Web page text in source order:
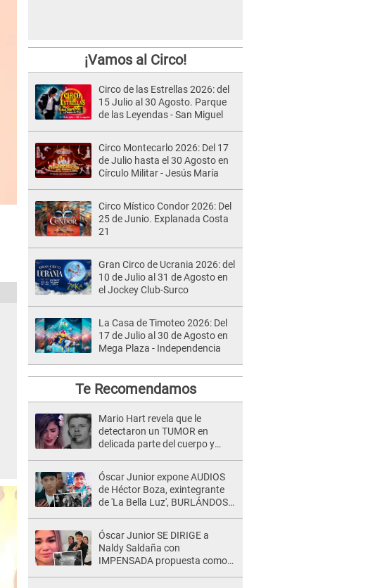
¡Vamos al Circo!
Circo de las Estrellas 2026: del
15 Julio al 30 Agosto. Parque
de las Leyendas - San Miguel
Circo Montecarlo 2026: Del 17
de Julio hasta el 30 Agosto en
Círculo Militar - Jesús María
Circo Místico Condor 2026: Del
25 de Junio. Explanada Costa
21
Gran Circo de Ucrania 2026: del
10 de Julio al 31 de Agosto en
el Jockey Club-Surco
La Casa de Timoteo 2026: Del
17 de Julio al 30 de Agosto en
Mega Plaza - Independencia
Te Recomendamos
Mario Hart revela que le
detectaron un TUMOR en
delicada parte del cuerpo y
muy fuertes..."
Óscar Junior expone AUDIOS
de Héctor Boza, exintegrante
de 'La Bella Luz', BURLÁNDOSE
de maltrato: "Grábame..."
Óscar Junior SE DIRIGE a
Naldy Saldaña con
IMPENSADA propuesta como